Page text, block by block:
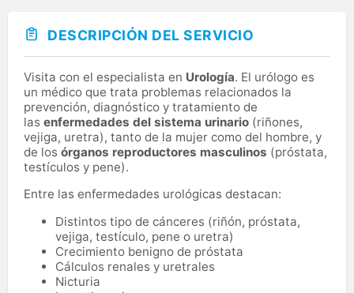
DESCRIPCIÓN DEL SERVICIO
Visita con el especialista en Urología. El urólogo es
un médico que trata problemas relacionados la
prevención, diagnóstico y tratamiento de
las enfermedades del sistema urinario (riñones,
vejiga, uretra), tanto de la mujer como del hombre, y
de los órganos reproductores masculinos (próstata,
testículos y pene).
Entre las enfermedades urológicas destacan:
Distintos tipo de cánceres (riñón, próstata,
vejiga, testículo, pene o uretra)
Crecimiento benigno de próstata
Cálculos renales y uretrales
Nicturia